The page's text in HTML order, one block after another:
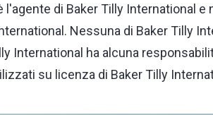
l'agente di Baker Tilly International
Nessuna di Baker Tilly
International ha alcuna
su licenza di Baker Tilly